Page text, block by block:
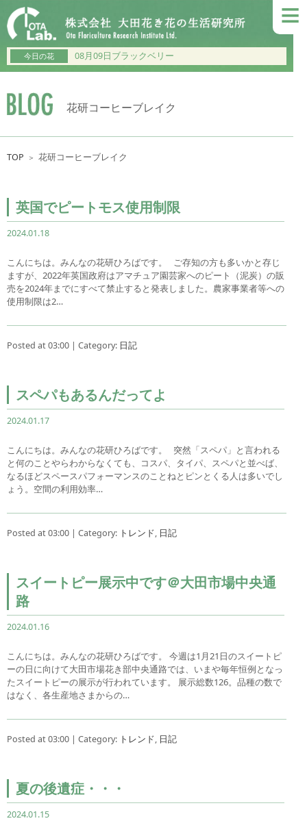
≡
今日の花 08月09日ブラックベリー
花研コーヒーブレイク
TOP ＞ 花研コーヒーブレイク
英国でピートモス使用制限
2024.01.18
こんにちは。みんなの花研ひろばです。 ご存知の方も多いかと存じ
ますが、2022年英国政府はアマチュア園芸家へのピート（泥炭）の販
売を2024年までにすべて禁止すると発表しました。農家事業者等への
使用制限は2…
Posted at 03:00 | Category: 日記
スペパもあるんだってよ
2024.01.17
こんにちは。みんなの花研ひろばです。 突然「スペパ」と言われる
と何のことやらわからなくても、コスパ、タイパ、スペパと並べば、
なるほどスペースパフォーマンスのことねとピンとくる人は多いでし
ょう。空間の利用効率…
Posted at 03:00 | Category: トレンド, 日記
スイートピー展示中です＠大田市場中央通
路
2024.01.16
こんにちは。みんなの花研ひろばです。 今週は1月21日のスイートピ
ーの日に向けて大田市場花き部中央通路では、いまや毎年恒例となっ
たスイートピーの展示が行われています。 展示総数126。品種の数で
はなく、各生産地さまからの…
Posted at 03:00 | Category: トレンド, 日記
夏の後遺症・・・
2024.01.15